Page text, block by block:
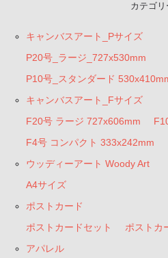
カテゴリ
キャンバスアート_Pサイズ
P20号_ラージ_727x530mm
P10号_スタンダード
キャンバスアート_Fサイズ
F20号 ラージ 727x606mm
F4号 コンパクト 333x242mm
ウッディーアート Woody Art
A4サイズ
ポストカード
ポストカードセット
ポストカ
アパレル